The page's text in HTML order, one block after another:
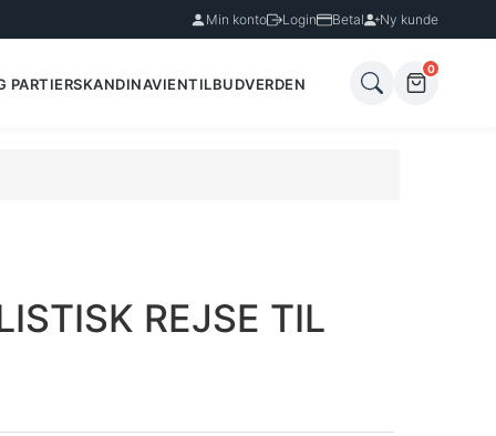
Min konto Login Betal Ny kunde
PARTIERSKANDINAVIENTILBUDVERDEN
0
REJSE TIL